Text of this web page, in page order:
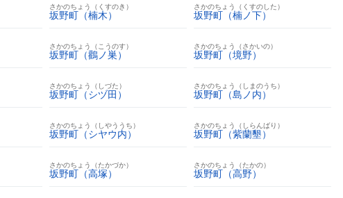
さかのちょう（くすのき）
坂野町（楠木）
さかのちょう（くすのした）
坂野町（楠ノ下）
さかのちょう（こうのす）
坂野町（鸛ノ巣）
さかのちょう（さかいの）
坂野町（境野）
さかのちょう（しづた）
坂野町（シヅ田）
さかのちょう（しまのうち）
坂野町（島ノ内）
さかのちょう（しやううち）
坂野町（シヤウ内）
さかのちょう（しらんばり）
坂野町（紫蘭墾）
さかのちょう（たかづか）
坂野町（高塚）
さかのちょう（たかの）
坂野町（高野）